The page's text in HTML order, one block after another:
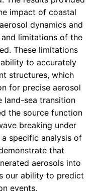
impact of coastal
dynamics and
limitations of the
These limitations
ability to accurately
structures, which
for precise aerosol
land-sea transition
the source function
breaking under
specific analysis of
that
aerosols into
our ability to predict
events.